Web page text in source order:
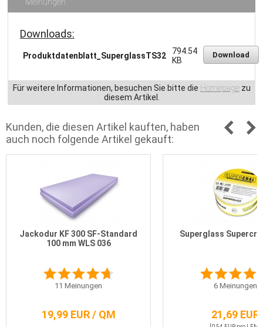
Downloads:
Produktdatenblatt_SuperglassTS32
794.54
KB
Download
Für weitere Informationen, besuchen Sie bitte die Homepagezu
diesem Artikel.
Kunden, die diesen Artikel kauften, haben
auch noch folgende Artikel gekauft:
Jackodur KF 300 SF-Standard
100 mm WLS 036
11 Meinungen
19,99 EUR / QM
Superglass
6Meinungen
21,69 EUR